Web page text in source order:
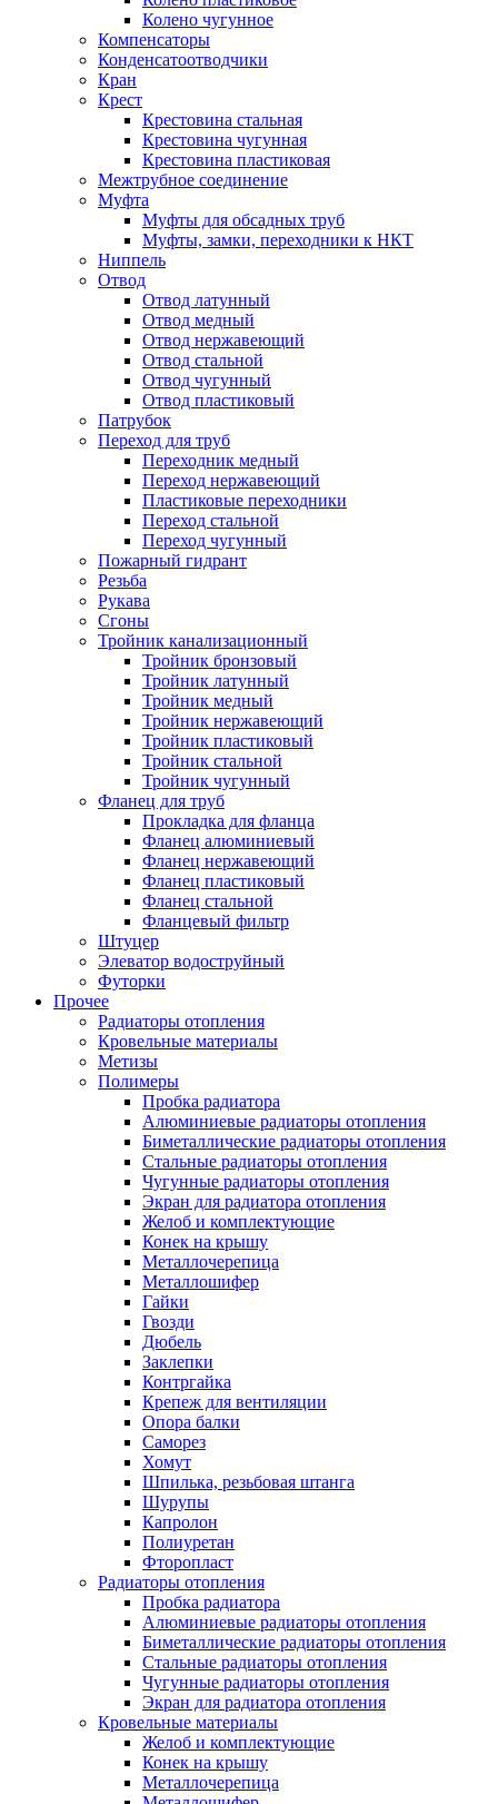
Колено чугунное
Компенсаторы
Конденсатоотводчики
Кран
Крест
Крестовина стальная
Крестовина чугунная
Крестовина пластиковая
Межтрубное соединение
Муфта
Муфты для обсадных труб
Муфты, замки, переходники к НКТ
Ниппель
Отвод
Отвод латунный
Отвод медный
Отвод нержавеющий
Отвод стальной
Отвод чугунный
Отвод пластиковый
Патрубок
Переход для труб
Переходник медный
Переход нержавеющий
Пластиковые переходники
Переход стальной
Переход чугунный
Пожарный гидрант
Резьба
Рукава
Сгоны
Тройник канализационный
Тройник бронзовый
Тройник латунный
Тройник медный
Тройник нержавеющий
Тройник пластиковый
Тройник стальной
Тройник чугунный
Фланец для труб
Прокладка для фланца
Фланец алюминиевый
Фланец нержавеющий
Фланец пластиковый
Фланец стальной
Фланцевый фильтр
Штуцер
Элеватор водоструйный
Футорки
Прочее
Радиаторы отопления
Кровельные материалы
Метизы
Полимеры
Пробка радиатора
Алюминиевые радиаторы отопления
Биметаллические радиаторы отопления
Стальные радиаторы отопления
Чугунные радиаторы отопления
Экран для радиатора отопления
Желоб и комплектующие
Конек на крышу
Металлочерепица
Металлошифер
Гайки
Гвозди
Дюбель
Заклепки
Контргайка
Крепеж для вентиляции
Опора балки
Саморез
Хомут
Шпилька, резьбовая штанга
Шурупы
Капролон
Полиуретан
Фторопласт
Радиаторы отопления
Пробка радиатора
Алюминиевые радиаторы отопления
Биметаллические радиаторы отопления
Стальные радиаторы отопления
Чугунные радиаторы отопления
Экран для радиатора отопления
Кровельные материалы
Желоб и комплектующие
Конек на крышу
Металлочерепица